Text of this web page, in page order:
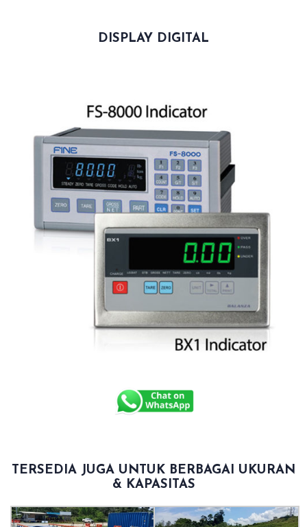
DISPLAY DIGITAL
TERSEDIA JUGA UNTUK BERBAGAI UKURAN
& KAPASITAS